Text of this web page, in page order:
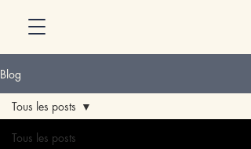
Blog
Tous les posts
Tous les posts